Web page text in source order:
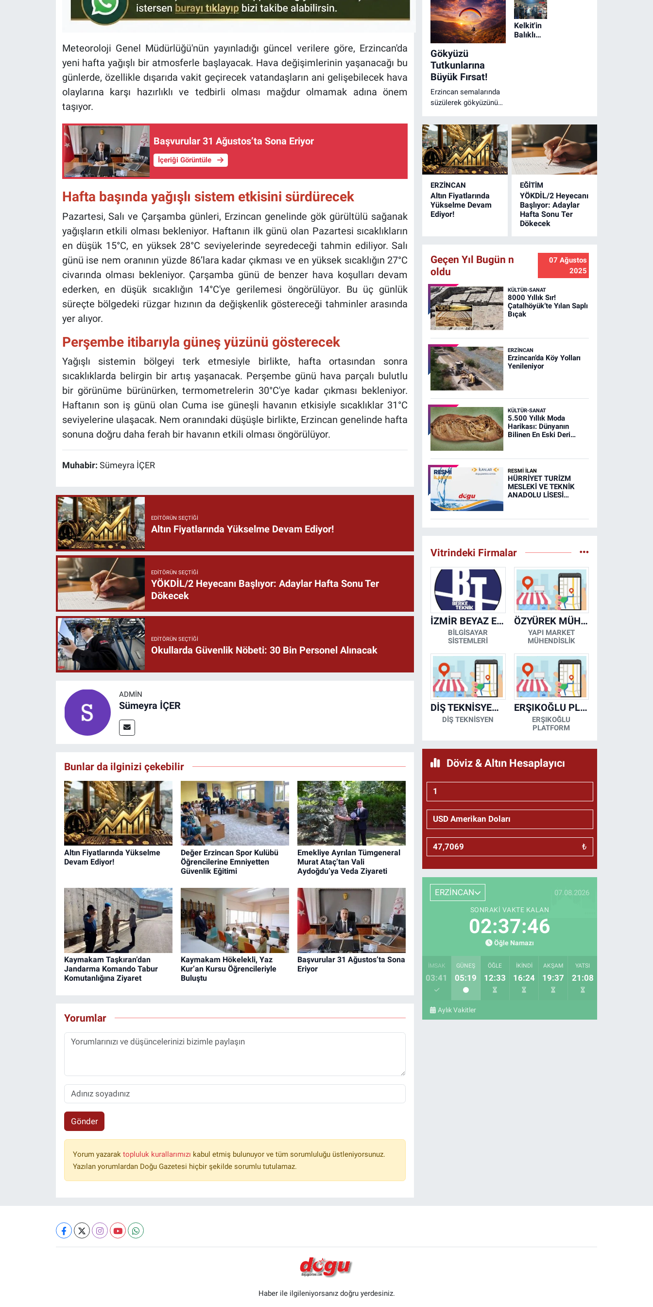
Meteoroloji Genel Müdürlüğü'nün yayınladığı güncel verilere göre, Erzincan'da
yeni hafta yağışlı bir atmosferle başlayacak. Hava değişimlerinin yaşanacağı bu
günlerde, özellikle dışarıda vakit geçirecek vatandaşların ani gelişebilecek hava
olaylarına karşı hazırlıklı ve tedbirli olması mağdur olmamak adına önem
taşıyor.
Başvurular 31 Ağustos’ta Sona Eriyor
İçeriği Görüntüle
Hafta başında yağışlı sistem etkisini sürdürecek
Pazartesi, Salı ve Çarşamba günleri, Erzincan genelinde gök gürültülü sağanak
yağışların etkili olması bekleniyor. Haftanın ilk günü olan Pazartesi sıcaklıkların
en düşük 15°C, en yüksek 28°C seviyelerinde seyredeceği tahmin ediliyor. Salı
günü ise nem oranının yüzde 86’lara kadar çıkması ve en yüksek sıcaklığın 27°C
civarında olması bekleniyor. Çarşamba günü de benzer hava koşulları devam
ederken, en düşük sıcaklığın 14°C'ye gerilemesi öngörülüyor. Bu üç günlük
süreçte bölgedeki rüzgar hızının da değişkenlik göstereceği tahminler arasında
yer alıyor.
Perşembe itibarıyla güneş yüzünü gösterecek
Yağışlı sistemin bölgeyi terk etmesiyle birlikte, hafta ortasından sonra
sıcaklıklarda belirgin bir artış yaşanacak. Perşembe günü hava parçalı bulutlu
bir görünüme bürünürken, termometrelerin 30°C'ye kadar çıkması bekleniyor.
Haftanın son iş günü olan Cuma ise güneşli havanın etkisiyle sıcaklıklar 31°C
seviyelerine ulaşacak. Nem oranındaki düşüşle birlikte, Erzincan genelinde hafta
sonuna doğru daha ferah bir havanın etkili olması öngörülüyor.
Muhabir: Sümeyra İÇER
EDITÖRÜN SEÇTIĞI
Altın Fiyatlarında Yükselme Devam Ediyor!
EDITÖRÜN SEÇTIĞI
YÖKDİL/2 Heyecanı Başlıyor: Adaylar Hafta Sonu Ter
Dökecek
EDITÖRÜN SEÇTIĞI
Okullarda Güvenlik Nöbeti: 30 Bin Personel Alınacak
ADMIN
Sümeyra İÇER
Bunlar da ilginizi çekebilir
Altın Fiyatlarında Yükselme
Devam Ediyor!
Değer Erzincan Spor Kulübü
Öğrencilerine Emniyetten
Güvenlik Eğitimi
Emekliye Ayrılan Tümgeneral
Murat Ataç’tan Vali
Aydoğdu’ya Veda Ziyareti
Kaymakam Taşkıran’dan
Jandarma Komando Tabur
Komutanlığına Ziyaret
Kaymakam Hökelekli, Yaz
Kur’an Kursu Öğrencileriyle
Buluştu
Başvurular 31 Ağustos’ta Sona
Eriyor
Yorumlar
Gönder
Yorum yazarak topluluk kurallarımızı kabul etmiş bulunuyor ve tüm sorumluluğu üstleniyorsunuz.
Yazılan yorumlardan Doğu Gazetesi hiçbir şekilde sorumlu tutulamaz.
Gökyüzü
Tutkunlarına
Büyük Fırsat!
Erzincan semalarında
süzülerek gökyüzünün
hissetmeye var
mısınız? Heyecanla
beklenen o dev fırsat
nihayet başladı!
Kelkit'in
Balıklı
ERZINCAN
Altın Fiyatlarında
Yükselme Devam
Ediyor!
EĞİTİM
YÖKDİL/2 Heyecanı
Başlıyor: Adaylar
Hafta Sonu Ter
Dökecek
Geçen Yıl Bugün n
oldu
07 Ağustos
2025
KÜLTÜR-SANAT
8000 Yıllık Sır!
Çatalhöyük’te Yılan Saplı
Bıçak
ERZINCAN
Erzincan’da Köy Yolları
Yenileniyor
KÜLTÜR-SANAT
5.500 Yıllık Moda
Harikası: Dünyanın
Bilinen En Eski Deri
RESMİ İLAN
HÜRRİYET TURİZM
MESLEKİ VE TEKNİK
ANADOLU LİSESİ
YEMEKHANELERİNİN
Vitrindeki Firmalar
İZMİR BEYAZ EŞYA KLİMA KOMBİ SERVİSİ
BİLGİSAYAR
SİSTEMLERİ
ÖZYÜREK MÜHENDİSLİK
YAPI MARKET
MÜHENDİSLİK
DİŞ TEKNİSYENİ- MESUT KORKMAZ
DİŞ TEKNİSYEN
ERŞIKOĞLU PLATFORM
ERŞIKOĞLU
PLATFORM
Döviz & Altın Hesaplayıcı
₺
ERZİNCAN 07.08.2026
SONRAKI VAKTE KALAN
02:37:45
Öğle Namazı
İMSAK
03:41
GÜNEŞ
05:19
ÖĞLE
12:33
İKINDI
16:24
AKŞAM
19:37
YATSI
21:08
Aylık Vakitler
Haber ile ilgileniyorsanız doğru yerdesiniz.